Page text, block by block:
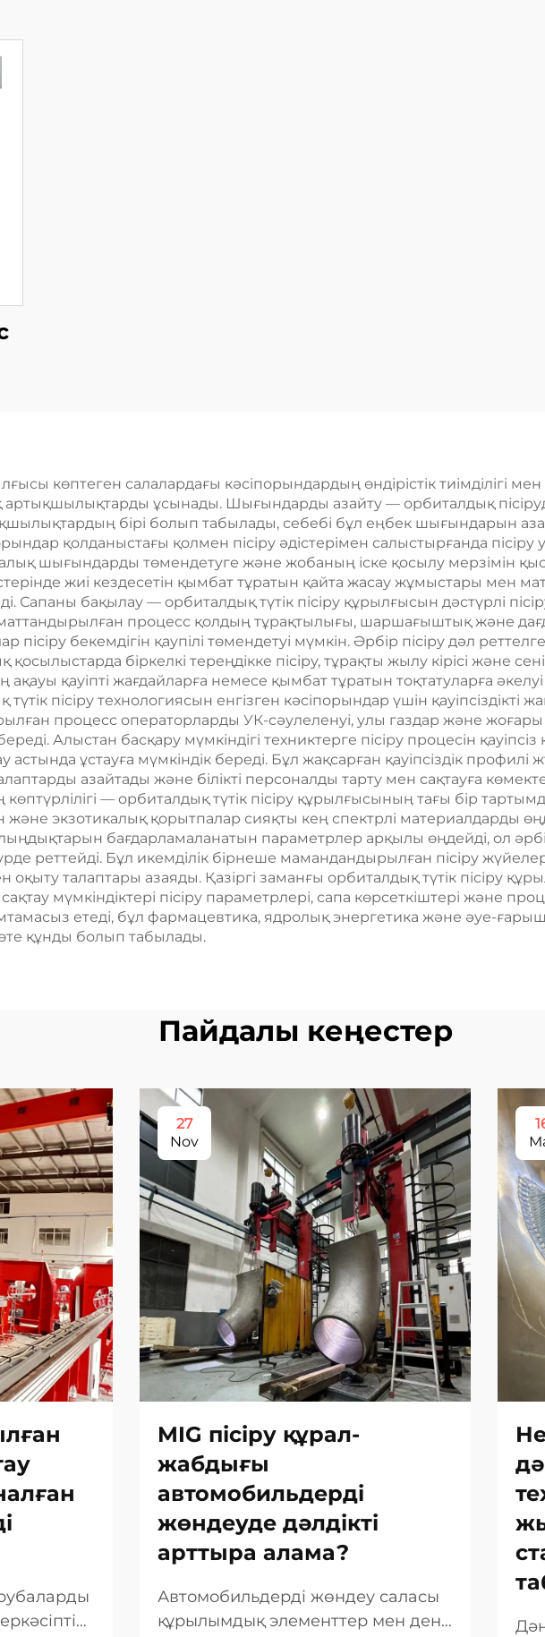
көптеген салалардағы кәсіпорындардың өндірістік тиімділігі
артықшылықтарды ұсынады. Шығындарды азайту — орбиталдық
бірі болып табылады, себебі бұл еңбек шығындарын
қолданыстағы қолмен пісіру әдістерімен салыстырғанда
шығындарды төмендетуге және жобаның іске қосылу мерзімін
жиі кездесетін қымбат тұратын қайта жасау жұмыстары мен
Сапаны бақылау — орбиталдық түтік пісіру құрылғысын дәстүрлі
процесс қолдың тұрақтылығы, шаршағыштық және
бекемдігін қаупілі төмендетуі мүмкін. Әрбір пісіру дәл
біркелкі тереңдікке пісіру, тұрақты жылу кірісі және
ақауы қауіпті жағдайларға немесе қымбат тұратын тоқтатуларға
пісіру технологиясын енгізген кәсіпорындар үшін қауіпсіздікті
процесс операторларды УК-сәулеленуі, улы газдар және жоғары
Алыстан басқару мүмкіндігі техниктерге пісіру процесін
ұстауға мүмкіндік береді. Бұл жақсарған қауіпсіздік
азайтады және білікті персоналды тарту мен сақтауға
— орбиталдық түтік пісіру құрылғысының тағы бір
және экзотикалық қорытпалар сияқты кең спектрлі материалдарды
бағдарламаланатын параметрлер арқылы өңдейді, ол
реттейді. Бұл икемділік бірнеше мамандандырылған пісіру
талаптары азаяды. Қазіргі заманғы орбиталдық түтік пісіру
мүмкіндіктері пісіру параметрлері, сапа көрсеткіштері және
етеді, бұл фармацевтика, ядролық энергетика және әуе-ғарыш
құнды болып табылады.
Пайдалы кеңестер
27
Nov
MIG пісіру құрал-
жабдығы
автомобильдерді
жөндеуде дәлдікті
арттыра алама?
Автомобильдерді жөндеу саласы
құрылымдық элементтер мен дене